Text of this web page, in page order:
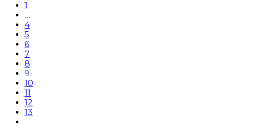
1
…
4
5
6
7
8
9
10
11
12
13